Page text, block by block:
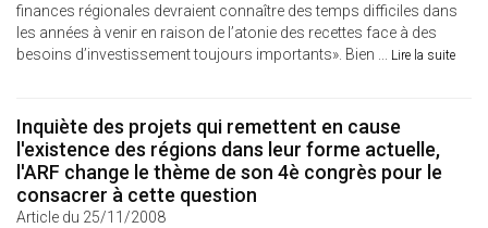
finances régionales devraient connaître des temps difficiles dans
les années à venir en raison de l’atonie des recettes face à des
besoins d’investissement toujours importants». Bien ... Lire la suite
Inquiète des projets qui remettent en cause
l'existence des régions dans leur forme actuelle,
l'ARF change le thème de son 4è congrès pour le
consacrer à cette question
Article du 25/11/2008